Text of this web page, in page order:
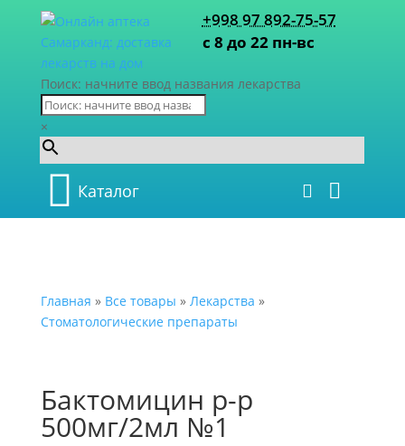
+998 97 892-75-57
с 8 до 22 пн-вс
Поиск: начните ввод названия лекарства
×
Каталог
Главная » Все товары » Лекарства »
Стоматологические препараты
Бактомицин р-р
500мг/2мл №1